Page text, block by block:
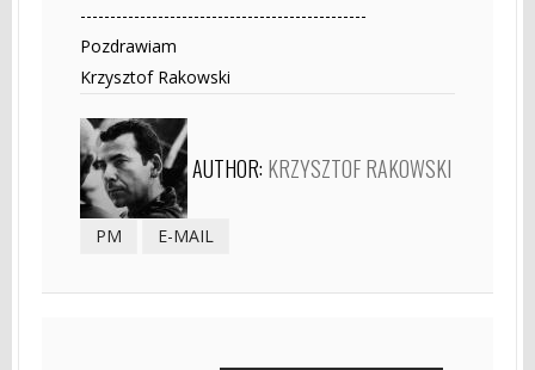
------------------------------------------------
Pozdrawiam
Krzysztof Rakowski
AUTHOR: KRZYSZTOF RAKOWSKI
PM E-MAIL